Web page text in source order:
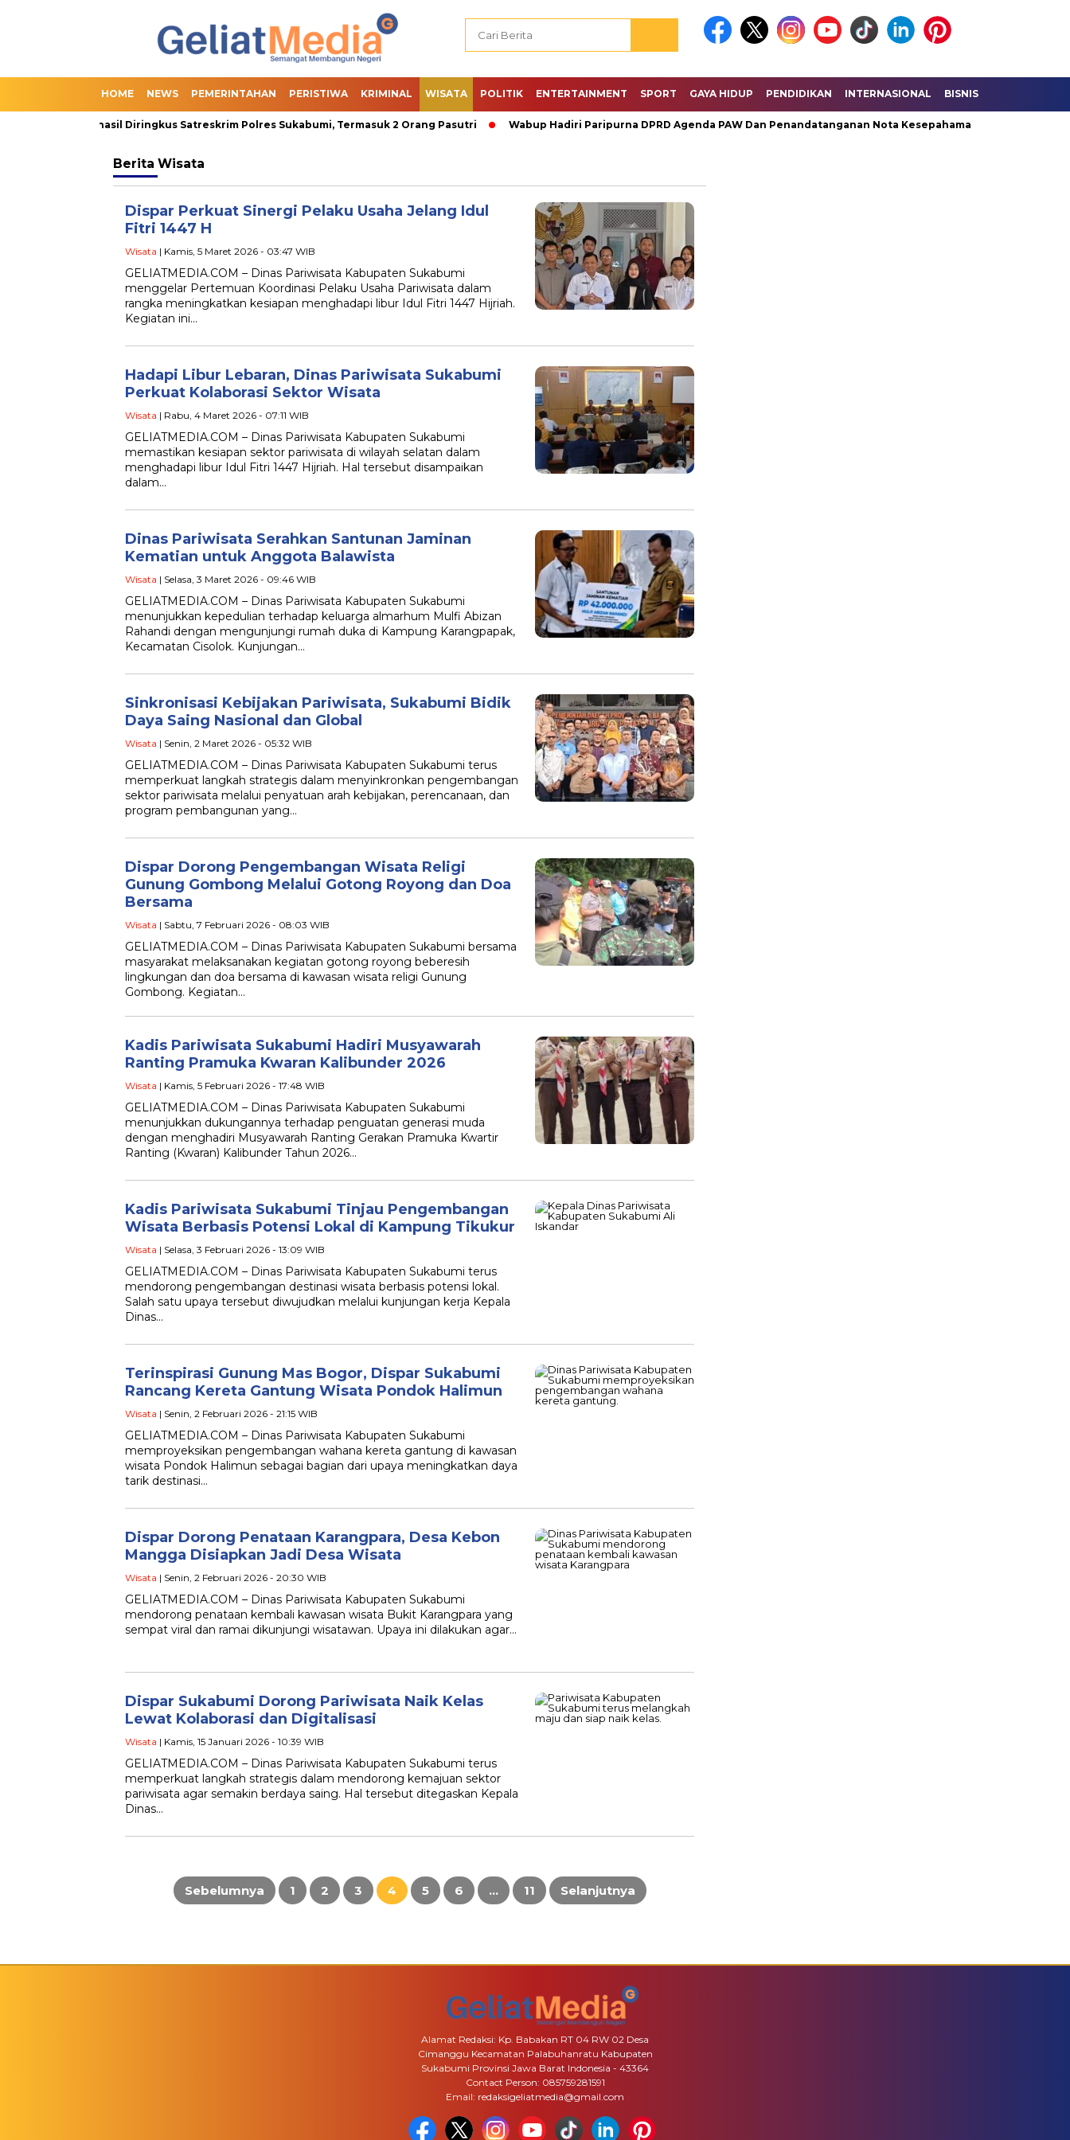
HOME NEWS PEMERINTAHAN PERISTIWA KRIMINAL WISATA POLITIK ENTERTAINMENT SPORT GAYA HIDUP PENDIDIKAN INTERNASIONAL BISNIS
Slot Berhasil Diringkus Satreskrim Polres Sukabumi, Termasuk 2 Orang Pasutri Wabup Hadiri Paripurna DPRD Agenda PAW Dan Penandatanganan Nota Kesepahaman KUA – PPAS Perubahan
Berita Wisata
Dispar Perkuat Sinergi Pelaku Usaha Jelang Idul
Fitri 1447 H
Wisata | Kamis, 5 Maret 2026 - 03:47 WIB
GELIATMEDIA.COM – Dinas Pariwisata Kabupaten Sukabumi
menggelar Pertemuan Koordinasi Pelaku Usaha Pariwisata dalam
rangka meningkatkan kesiapan menghadapi libur Idul Fitri 1447 Hijriah.
Kegiatan ini…
Hadapi Libur Lebaran, Dinas Pariwisata Sukabumi
Perkuat Kolaborasi Sektor Wisata
Wisata | Rabu, 4 Maret 2026 - 07:11 WIB
GELIATMEDIA.COM – Dinas Pariwisata Kabupaten Sukabumi
memastikan kesiapan sektor pariwisata di wilayah selatan dalam
menghadapi libur Idul Fitri 1447 Hijriah. Hal tersebut disampaikan
dalam…
Dinas Pariwisata Serahkan Santunan Jaminan
Kematian untuk Anggota Balawista
Wisata | Selasa, 3 Maret 2026 - 09:46 WIB
GELIATMEDIA.COM – Dinas Pariwisata Kabupaten Sukabumi
menunjukkan kepedulian terhadap keluarga almarhum Mulfi Abizan
Rahandi dengan mengunjungi rumah duka di Kampung Karangpapak,
Kecamatan Cisolok. Kunjungan…
Sinkronisasi Kebijakan Pariwisata, Sukabumi Bidik
Daya Saing Nasional dan Global
Wisata | Senin, 2 Maret 2026 - 05:32 WIB
GELIATMEDIA.COM – Dinas Pariwisata Kabupaten Sukabumi terus
memperkuat langkah strategis dalam menyinkronkan pengembangan
sektor pariwisata melalui penyatuan arah kebijakan, perencanaan, dan
program pembangunan yang…
Dispar Dorong Pengembangan Wisata Religi
Gunung Gombong Melalui Gotong Royong dan Doa
Bersama
Wisata | Sabtu, 7 Februari 2026 - 08:03 WIB
GELIATMEDIA.COM – Dinas Pariwisata Kabupaten Sukabumi bersama
masyarakat melaksanakan kegiatan gotong royong beberesih
lingkungan dan doa bersama di kawasan wisata religi Gunung
Gombong. Kegiatan…
Kadis Pariwisata Sukabumi Hadiri Musyawarah
Ranting Pramuka Kwaran Kalibunder 2026
Wisata | Kamis, 5 Februari 2026 - 17:48 WIB
GELIATMEDIA.COM – Dinas Pariwisata Kabupaten Sukabumi
menunjukkan dukungannya terhadap penguatan generasi muda
dengan menghadiri Musyawarah Ranting Gerakan Pramuka Kwartir
Ranting (Kwaran) Kalibunder Tahun 2026…
Kadis Pariwisata Sukabumi Tinjau Pengembangan
Wisata Berbasis Potensi Lokal di Kampung Tikukur
Wisata | Selasa, 3 Februari 2026 - 13:09 WIB
GELIATMEDIA.COM – Dinas Pariwisata Kabupaten Sukabumi terus
mendorong pengembangan destinasi wisata berbasis potensi lokal.
Salah satu upaya tersebut diwujudkan melalui kunjungan kerja Kepala
Dinas…
Terinspirasi Gunung Mas Bogor, Dispar Sukabumi
Rancang Kereta Gantung Wisata Pondok Halimun
Wisata | Senin, 2 Februari 2026 - 21:15 WIB
GELIATMEDIA.COM – Dinas Pariwisata Kabupaten Sukabumi
memproyeksikan pengembangan wahana kereta gantung di kawasan
wisata Pondok Halimun sebagai bagian dari upaya meningkatkan daya
tarik destinasi…
Dispar Dorong Penataan Karangpara, Desa Kebon
Mangga Disiapkan Jadi Desa Wisata
Wisata | Senin, 2 Februari 2026 - 20:30 WIB
GELIATMEDIA.COM – Dinas Pariwisata Kabupaten Sukabumi
mendorong penataan kembali kawasan wisata Bukit Karangpara yang
sempat viral dan ramai dikunjungi wisatawan. Upaya ini dilakukan agar…
Dispar Sukabumi Dorong Pariwisata Naik Kelas
Lewat Kolaborasi dan Digitalisasi
Wisata | Kamis, 15 Januari 2026 - 10:39 WIB
GELIATMEDIA.COM – Dinas Pariwisata Kabupaten Sukabumi terus
memperkuat langkah strategis dalam mendorong kemajuan sektor
pariwisata agar semakin berdaya saing. Hal tersebut ditegaskan Kepala
Dinas…
Paginasi
Sebelumnya 1 2 3 4 5 6 … 11 Selanjutnya
Alamat Redaksi: Kp. Babakan RT 04 RW 02 Desa
Cimanggu Kecamatan Palabuhanratu Kabupaten
Sukabumi Provinsi Jawa Barat Indonesia - 43364
Contact Person: 085759281591
Email: redaksigeliatmedia@gmail.com